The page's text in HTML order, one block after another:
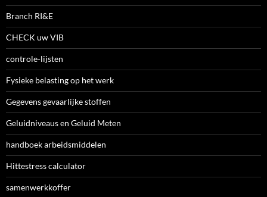
Branch RI&E
CHECK uw VIB
controle-lijsten
Fysieke belasting op het werk
Gegevens gevaarlijke stoffen
Geluidniveaus en Geluid Meten
handboek arbeidsmiddelen
Hittestress calculator
samenwerkkoffer